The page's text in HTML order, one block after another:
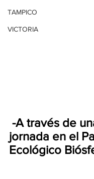
TAMPICO
VICTORIA
jornada en el
Ecológico